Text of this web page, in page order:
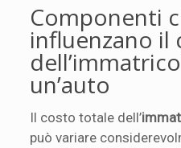
Componenti
influenzano il
un’auto
Il costo totale dell’
può variare